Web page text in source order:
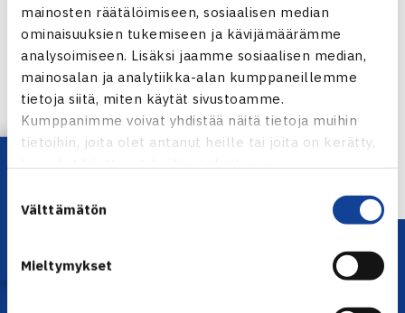
mainosten räätälöimiseen, sosiaalisen median
ominaisuuksien tukemiseen ja kävijämäärämme
analysoimiseen. Lisäksi jaamme sosiaalisen median,
mainosalan ja analytiikka-alan kumppaneillemme
tietoja siitä, miten käytät sivustoamme.
Kumppanimme voivat yhdistää näitä tietoja muihin
tietoihin, joita olet antanut heille tai joita on kerätty,
valinta
Välttämätön
Mieltymykset
Jaa:
← Edellinen
Lataa OmaTennis!